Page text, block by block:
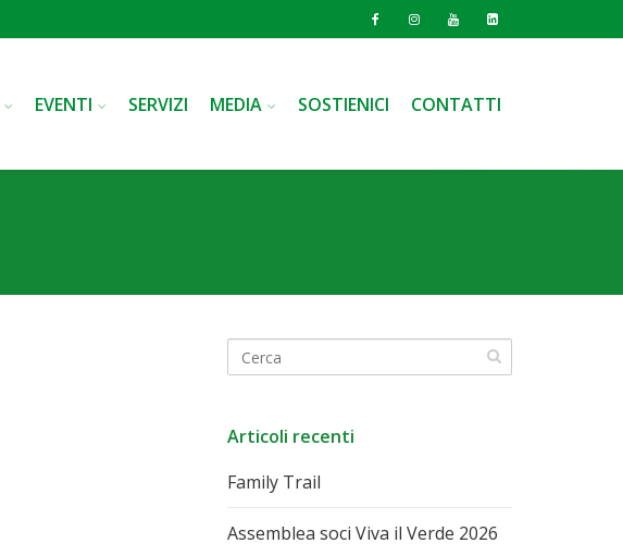
EVENTI SERVIZI MEDIA SOSTIENICI CONTATTI
Articoli recenti
Family Trail
Assemblea soci Viva il Verde 2026